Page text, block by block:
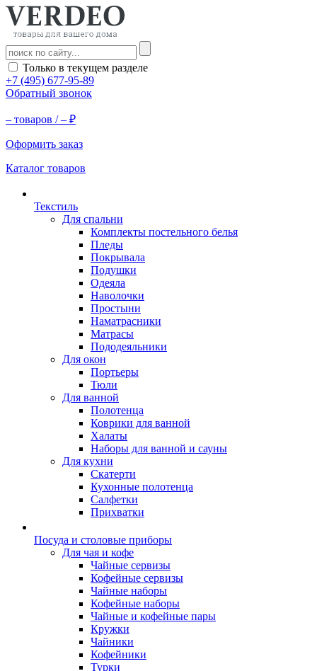
Только в текущем разделе
+7 (495) 677-95-89
Обратный звонок
– товаров /– ₽
Оформить заказ
Каталог товаров
Текстиль
Для спальни
Комплекты постельного белья
Пледы
Покрывала
Подушки
Одеяла
Наволочки
Простыни
Наматрасники
Матрасы
Пододеяльники
Для окон
Портьеры
Тюли
Для ванной
Полотенца
Коврики для ванной
Халаты
Наборы для ванной и сауны
Для кухни
Скатерти
Кухонные полотенца
Салфетки
Прихватки
Посуда и столовые приборы
Для чая и кофе
Чайные сервизы
Кофейные сервизы
Чайные наборы
Кофейные наборы
Чайные и кофейные пары
Кружки
Чайники
Кофейники
Турки